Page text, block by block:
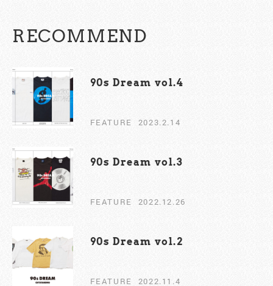
RECOMMEND
FEATURE 2023.2.14
90s Dream vol.4
FEATURE 2022.12.26
90s Dream vol.3
FEATURE 2022.11.4
90s Dream vol.2￼